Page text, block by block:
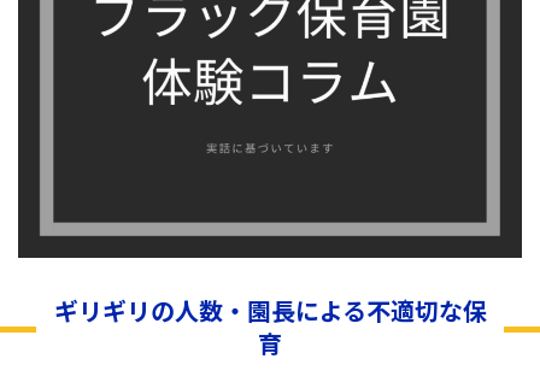
ギリギリの人数・園長による不適切な保
育